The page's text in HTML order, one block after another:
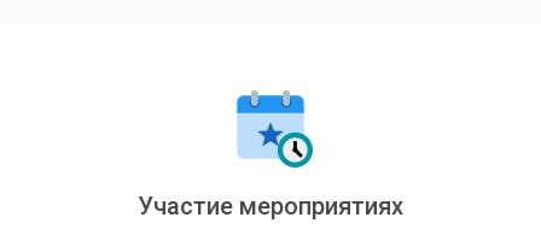
Участие мероприятиях